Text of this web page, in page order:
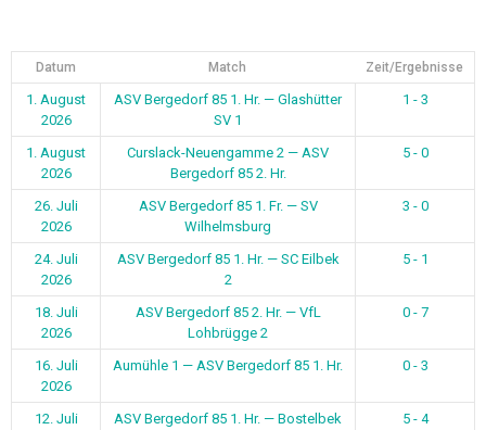
Datum Match Zeit/Ergebnisse
1. August
2026
ASV Bergedorf 85 1. Hr. — Glashütter
SV 1
1 - 3
1. August
2026
Curslack-Neuengamme 2 — ASV
Bergedorf 85 2. Hr.
5 - 0
26. Juli
2026
ASV Bergedorf 85 1. Fr. — SV
Wilhelmsburg
3 - 0
24. Juli
2026
ASV Bergedorf 85 1. Hr. — SC Eilbek
2
5 - 1
18. Juli
2026
ASV Bergedorf 85 2. Hr. — VfL
Lohbrügge 2
0 - 7
16. Juli
2026
Aumühle 1 — ASV Bergedorf 85 1. Hr. 0 - 3
12. Juli
ASV Bergedorf 85 1. Hr. — Bostelbek
5 - 4